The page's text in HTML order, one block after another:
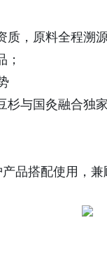
质，原料全程溯
；
杉与国灸融合独
品搭配使用，